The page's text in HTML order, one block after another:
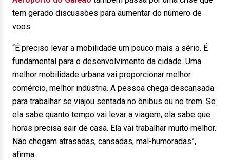
tem gerado discussões para aumentar do número de
voos.
“É preciso levar a mobilidade um pouco mais a sério. É
fundamental para o desenvolvimento da cidade. Uma
melhor mobilidade urbana vai proporcionar melhor
comércio, melhor indústria. A pessoa chega descansada
para trabalhar se viajou sentada no ônibus ou no trem. Se
ela sabe quanto tempo vai levar a viagem, ela sabe que
horas precisa sair de casa. Ela vai trabalhar muito melhor.
Não chegam atrasadas, cansadas, mal-humoradas”,
afirma.